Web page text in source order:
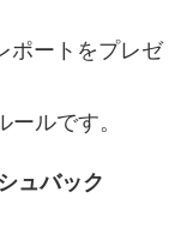
ポートをプレゼ
ルです。
ュバック